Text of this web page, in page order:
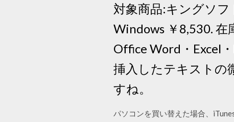
対象商品:キングソフ
Windows ￥8,530.
Office Word・Excel
挿入したテキストの
すね。
パソコンを買い替えた場合、